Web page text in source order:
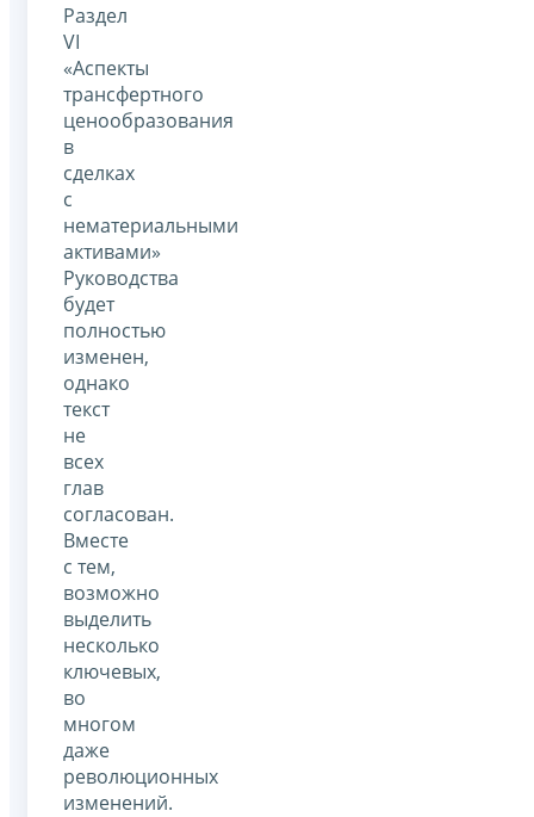
Раздел
VI
«Аспекты
трансфертного
ценообразования
в
сделках
с
нематериальными
активами»
Руководства
будет
полностью
изменен,
однако
текст
не
всех
глав
согласован.
Вместе
с тем,
возможно
выделить
несколько
ключевых,
во
многом
даже
революционных
изменений.